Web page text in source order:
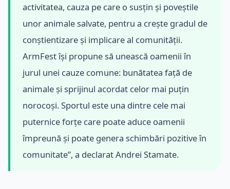
activitatea, cauza pe care o susțin și poveștile
unor animale salvate, pentru a crește gradul de
conștientizare și implicare al comunității.
ArmFest își propune să unească oamenii în
jurul unei cauze comune: bunătatea față de
animale și sprijinul acordat celor mai puțin
norocoși. Sportul este una dintre cele mai
puternice forțe care poate aduce oamenii
împreună și poate genera schimbări pozitive în
comunitate”, a declarat Andrei Stamate.